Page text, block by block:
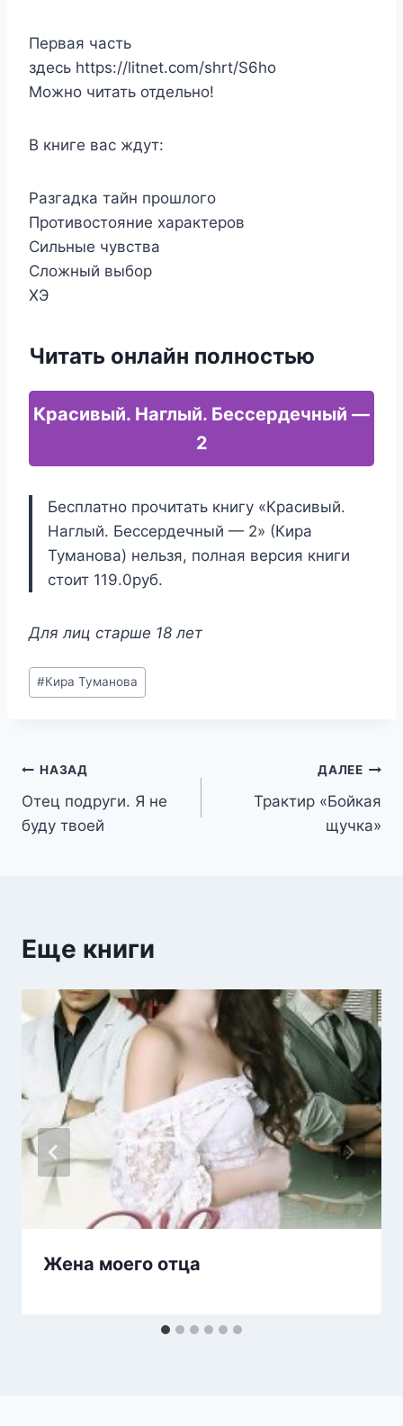
Первая часть
здесь https://litnet.com/shrt/S6ho
Можно читать отдельно!
В книге вас ждут:
Разгадка тайн прошлого
Противостояние характеров
Сильные чувства
Сложный выбор
ХЭ
Читать онлайн полностью
Красивый. Наглый. Бессердечный —
2
Бесплатно прочитать книгу «Красивый.
Наглый. Бессердечный — 2» (Кира
Туманова) нельзя, полная версия книги
стоит 119.0руб.
Для лиц старше 18 лет
Метки
записи:
#Кира Туманова
Навигация
по
НАЗАД
Отец подруги. Я не
буду твоей
ДАЛЕЕ
Трактир «Бойкая
щучка»
Еще книги
Жена моего отца